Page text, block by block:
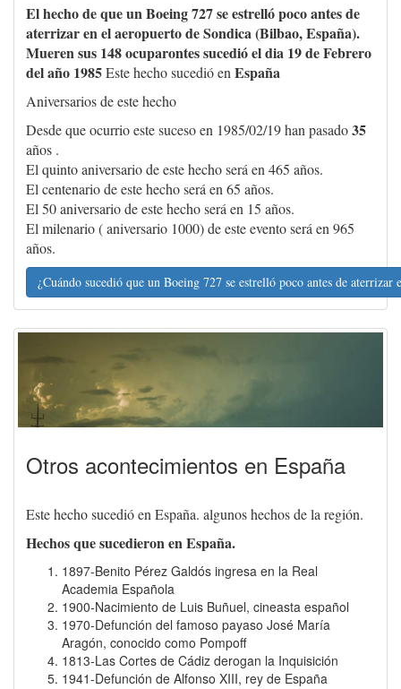
El hecho de que un Boeing 727 se estrelló poco antes de
aterrizar en el aeropuerto de Sondica (Bilbao, España).
Mueren sus 148 ocuparontes sucedió el dia 19 de Febrero
del año 1985Este hecho sucedió en España
Aniversarios de este hecho
Desde que ocurrio este suceso en 1985/02/19 han pasado35
años .
El quinto aniversario de este hecho será en 465 años.
El centenario de este hecho será en 65 años.
El 50 aniversario de este hecho será en 15 años.
El milenario ( aniversario 1000) de este evento será en 965
años.
¿Cuándo sucedió que un Boeing 727 se estrelló poco antes de
Otros acontecimientos en España
Este hecho sucedió en España. algunos hechos de la región.
Hechos que sucedieron en España.
1897-Benito Pérez Galdós ingresa en la Real
Academia Española
1900-Nacimiento de Luis Buñuel, cineasta español
1970-Defunción del famoso payaso José María
Aragón, conocido como Pompoff
1813-Las Cortes de Cádiz derogan la Inquisición
1941-Defunción de Alfonso XIII, rey de España